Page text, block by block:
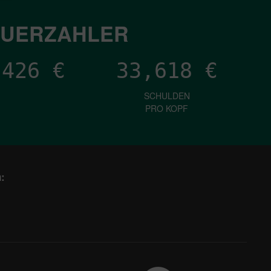
€ 33,618 €
SCHULDEN
PRO KOPF